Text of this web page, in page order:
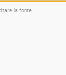
la fonte.